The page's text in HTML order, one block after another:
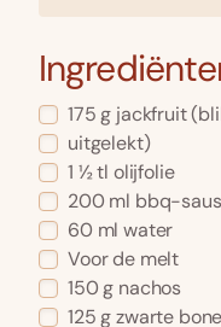
175 g jackfruit
uitgelekt)
1 ½ tl olijfolie
200 ml bbq-saus
60 ml water
Voor de melt
150 g nachos
125 g zwarte